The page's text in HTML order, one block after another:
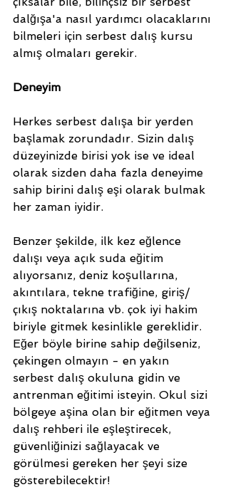
dalğışa'a nasıl yardımcı olacaklarını
bilmeleri için serbest dalış kursu
almış olmaları gerekir.
Deneyim
Herkes serbest dalışa bir yerden
başlamak zorundadır. Sizin dalış
düzeyinizde birisi yok ise ve ideal
olarak sizden daha fazla deneyime
sahip birini dalış eşi olarak bulmak
her zaman iyidir.
Benzer şekilde, ilk kez eğlence
dalışı veya açık suda eğitim
alıyorsanız, deniz koşullarına,
akıntılara, tekne trafiğine, giriş/
çıkış noktalarına vb. çok iyi hakim
biriyle gitmek kesinlikle gereklidir.
Eğer böyle birine sahip değilseniz,
çekingen olmayın - en yakın
serbest dalış okuluna gidin ve
antrenman eğitimi isteyin. Okul sizi
bölgeye aşina olan bir eğitmen veya
dalış rehberi ile eşleştirecek,
güvenliğinizi sağlayacak ve
görülmesi gereken her şeyi size
gösterebilecektir!